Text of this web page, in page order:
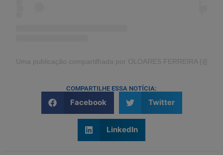
Uma publicação compartilhada por OLOARES FERREIRA
COMPARTILHE ESSA NOTÍCIA:
Facebook Twitter
LinkedIn